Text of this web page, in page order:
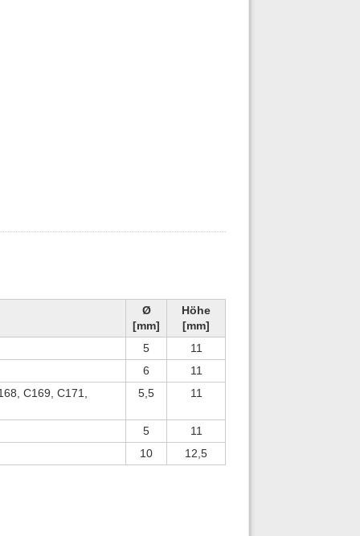
Ø
[mm]
Höhe
[mm]
5
11
6
11
C169, C171,
5,5 11
5
11
10 12,5